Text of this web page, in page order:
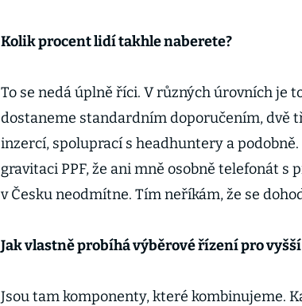
Kolik procent lidí takhle naberete?
To se nedá úplně říci. V různých úrovních je
dostaneme standardním doporučením, dvě
inzercí, spoluprací s headhuntery a
gravitaci PPF, že ani mně osobně telefonát s
v Česku neodmítne. Tím neříkám, že se
Jak vlastně probíhá výběrové řízení pro
Jsou tam komponenty, které kombinujeme.